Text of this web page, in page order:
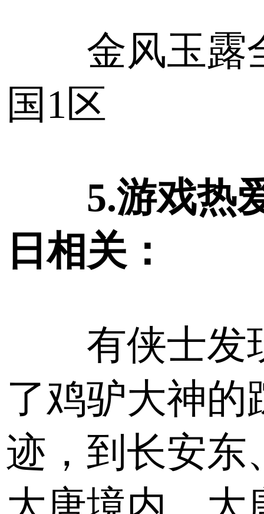
金风玉露
国1区
5.游戏热
日相关：
有侠士发
了鸡驴大神的
迹，到长安东